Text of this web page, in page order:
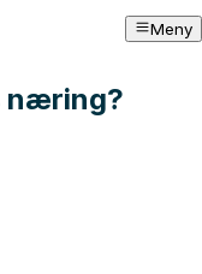
Meny
næring?